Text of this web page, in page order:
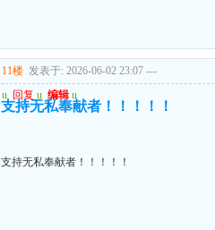
11楼 发表于: 2026-06-02 23:07 ---
u 回复 u 编辑 u
支持无私奉献者！！！！！
支持无私奉献者！！！！！